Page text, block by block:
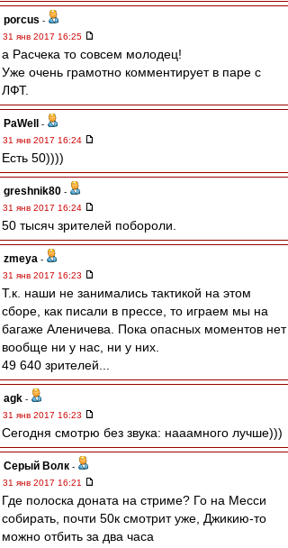
porcus -
31 янв 2017 16:25
а Расчека то совсем молодец!
Уже очень грамотно комментирует в паре с
ЛФТ.
PaWell
-
31 янв 2017 16:24
Есть 50))))
greshnik80 -
31 янв 2017 16:24
50 тысяч зрителей побороли.
zmeya -
31 янв 2017 16:23
Т.к. наши не занимались тактикой на этом
сборе, как писали в прессе, то играем мы на
багаже Аленичева. Пока опасных моментов нет
вообще ни у нас, ни у них.
49 640 зрителей...
agk -
31 янв 2017 16:23
Сегодня смотрю без звука: нааамного лучше)))
Серый Волк -
31 янв 2017 16:21
Где полоска доната на стриме? Го на Месси
собирать, почти 50к смотрит уже, Джикию-то
можно отбить за два часа